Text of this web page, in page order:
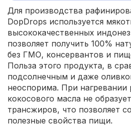
Для производства
DopDrops используется
высококачественных
позволяет получить 100%
без ГМО, консервантов и
Польза этого продукта, в
подсолнечным и даже
неоспорима. При нагревании
кокосового масла не
трансжиров, что позволяет
полезные свойства пищи.